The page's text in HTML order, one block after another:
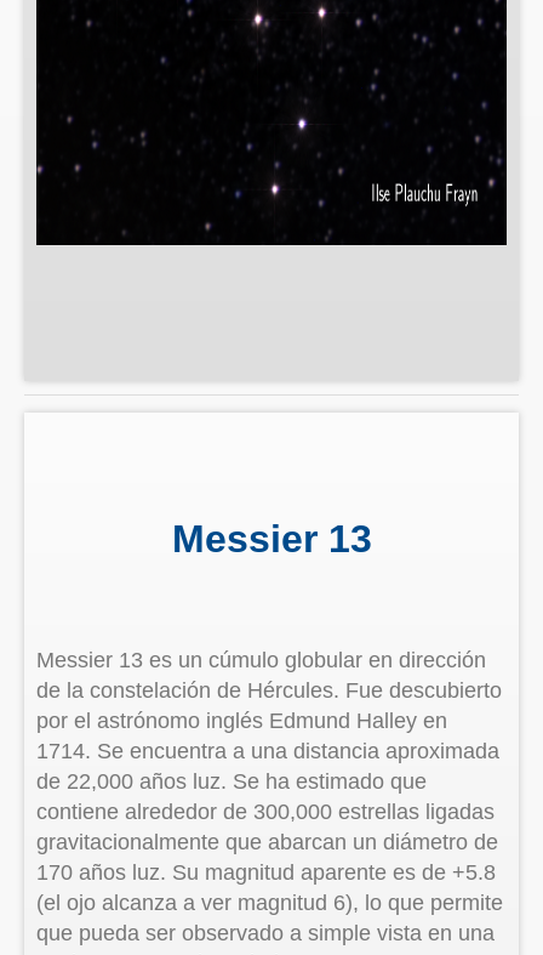
Messier 13
Messier 13 es un cúmulo globular en dirección
de la constelación de Hércules. Fue descubierto
por el astrónomo inglés Edmund Halley en
1714. Se encuentra a una distancia aproximada
de 22,000 años luz. Se ha estimado que
contiene alrededor de 300,000 estrellas ligadas
gravitacionalmente que abarcan un diámetro de
170 años luz. Su magnitud aparente es de +5.8
(el ojo alcanza a ver magnitud 6), lo que permite
que pueda ser observado a simple vista en una